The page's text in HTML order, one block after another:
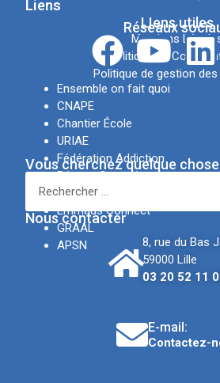
LIens utiles
Mentions
Politique de
Politique de gestion
Liens
Réseaux
Ensemble on fait quoi
CNAPE
Chantier École
URIAE
Fédération Addiction
Réseau Canopé
IREV
Emmaüs Connect
GRAAL
APSN
Vous cherchez quelque chose
Nous contacter
8, rue du Bas
59000 Lille
03 20 52 11
E-mail:
Contactez-